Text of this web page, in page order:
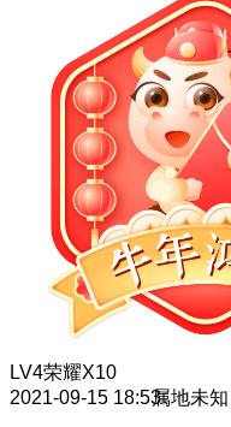
LV4荣耀X10
2021-09-15 18:53属地未知